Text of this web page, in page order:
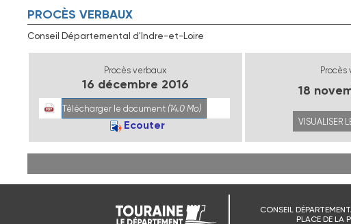
PROCÈS VERBAUX
Conseil Départemental d'Indre-et-Loire
Procès verbaux
16 décembre 2016
Télécharger le document (14.0 Mo)
Ecouter
Procès
18
VISUALISER
CONSEIL
PLACE DE LA